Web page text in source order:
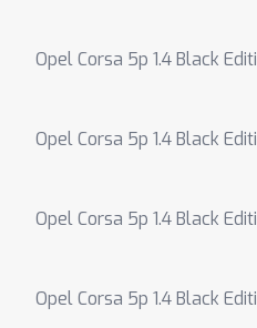
Opel Corsa 5p 1.4 Black
Opel Corsa 5p 1.4 Black
Opel Corsa 5p 1.4 Black
Opel Corsa 5p 1.4 Black